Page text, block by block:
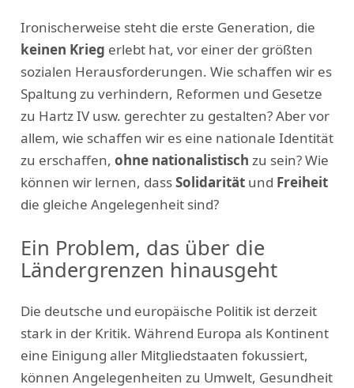
Ironischerweise steht die erste Generation, die
keinen Krieg erlebt hat, vor einer der größten
sozialen Herausforderungen. Wie schaffen wir es
Spaltung zu verhindern, Reformen und Gesetze
zu Hartz IV usw. gerechter zu gestalten? Aber vor
allem, wie schaffen wir es eine nationale Identität
zu erschaffen, ohne nationalistisch zu sein? Wie
können wir lernen, dassSolidaritätund Freiheit
die gleiche Angelegenheit sind?
Ein Problem, das über die
Ländergrenzen hinausgeht
Die deutsche und europäische Politik ist derzeit
stark in der Kritik. Während Europa als Kontinent
eine Einigung aller Mitgliedstaaten fokussiert,
können Angelegenheiten zu Umwelt, Gesundheit